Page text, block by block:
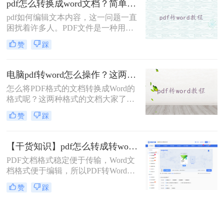
这一目标，PDF具有许多其他电子文
件格式无法比拟的优势。但是PDF却
不能直接编辑，因此需要pdf转word，
那么电脑pdf转word文档怎么转呢？下
面就来看看吧。
pdf怎么转换成word文档？简单实用的方法推荐给你！
pdf如何编辑文本内容，这一问题一直
困扰着许多人。PDF文件是一种用来
阅读的高清晰度文件，用于防止编辑
对其进行修改。那么如何修改PDF的
档，然后直接在Word中修改，这样虽
然多了个步骤，但是我们也能如意的
将文档内容修改，那么pdf怎么转换成
word文档呢？下面一起看看吧。
赞 踩
电脑pdf转word怎么操作？这两种超简单方法，1分钟就可以轻松转换！
怎么将PDF格式的文档转换成Word的
格式呢？这两种格式的文档大家了解
的有多少？如果你还是初入职场的菜
鸟不懂得对文件的运用，那么一定快
各样的文档，同时也需要格式转换，
比如说电脑pdf转word怎么操作，那么
你知道什么有效又快速的pdf转word方
法吗？不知道的朋友可以往下看。
赞 踩
【干货知识】pdf怎么转成转word？这几款工具高效还免费！
PDF文档格式稳定便于传输，Word文
档格式便于编辑，所以PDF转Word这
是一项经常会用到的文件转换操作，
那么有哪些方法可以轻松解决呢？
赞 踩